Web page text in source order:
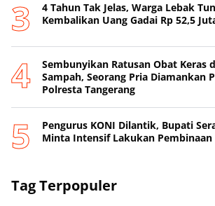
4 Tahun Tak Jelas, Warga Lebak
Kembalikan Uang Gadai Rp 52,5
Sembunyikan Ratusan Obat Keras
Sampah, Seorang Pria Diamankan
Polresta Tangerang
Pengurus KONI Dilantik, Bupati
Minta Intensif Lakukan Pembinaan
Tag Terpopuler